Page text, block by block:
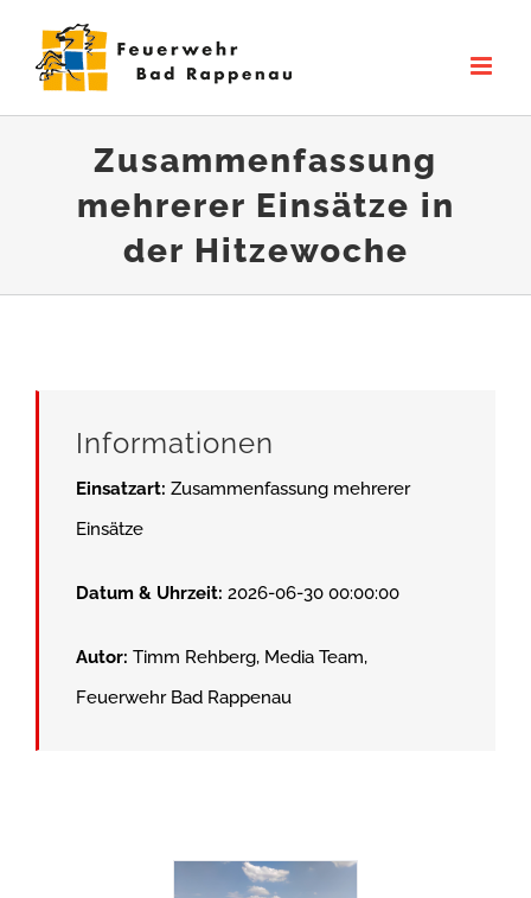
Inhalt
Zusammenfassung
mehrerer Einsätze in
der Hitzewoche
Informationen
Einsatzart: Zusammenfassung mehrerer
Einsätze
Datum & Uhrzeit: 2026-06-30 00:00:00
Autor: Timm Rehberg, Media Team,
Feuerwehr Bad Rappenau